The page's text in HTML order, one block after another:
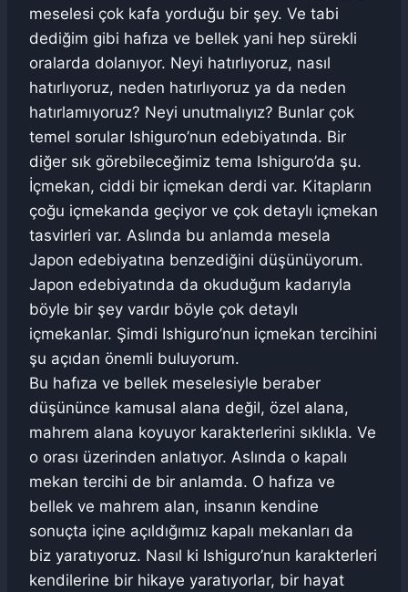
meselesi çok kafa yorduğu bir şey. Ve tabi
dediğim gibi hafıza ve bellek yani hep sürekli
oralarda dolanıyor. Neyi hatırlıyoruz, nasıl
hatırlıyoruz, neden hatırlıyoruz ya da neden
hatırlamıyoruz? Neyi unutmalıyız? Bunlar çok
temel sorular Ishiguro’nun edebiyatında. Bir
diğer sık görebileceğimiz tema Ishiguro’da şu.
İçmekan, ciddi bir içmekan derdi var. Kitapların
çoğu içmekanda geçiyor ve çok detaylı içmekan
tasvirleri var. Aslında bu anlamda mesela
Japon edebiyatına benzediğini düşünüyorum.
Japon edebiyatında da okuduğum kadarıyla
böyle bir şey vardır böyle çok detaylı
içmekanlar. Şimdi Ishiguro’nun içmekan tercihini
şu açıdan önemli buluyorum.
Bu hafıza ve bellek meselesiyle beraber
düşününce kamusal alana değil, özel alana,
mahrem alana koyuyor karakterlerini sıklıkla. Ve
o orası üzerinden anlatıyor. Aslında o kapalı
mekan tercihi de bir anlamda. O hafıza ve
bellek ve mahrem alan, insanın kendine
sonuçta içine açıldığımız kapalı mekanları da
biz yaratıyoruz. Nasıl ki Ishiguro’nun karakterleri
kendilerine bir hikaye yaratıyorlar, bir hayat